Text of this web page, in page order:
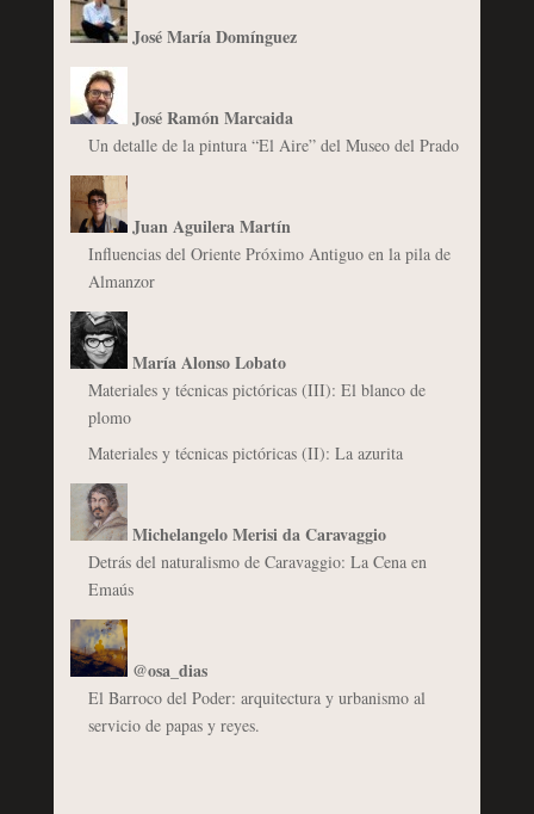
José María Domínguez
José Ramón Marcaida
Un detalle de la pintura “El Aire” del Museo del Prado
Juan Aguilera Martín
Influencias del Oriente Próximo Antiguo en la pila de
Almanzor
María Alonso Lobato
Materiales y técnicas pictóricas (III): El blanco de
plomo
Materiales y técnicas pictóricas (II): La azurita
Michelangelo Merisi da Caravaggio
Detrás del naturalismo de Caravaggio: La Cena en
Emaús
@osa_dias
El Barroco del Poder: arquitectura y urbanismo al
servicio de papas y reyes.